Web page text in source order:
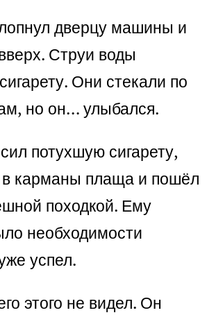
дверцу машины и
Струи воды
Они стекали по
но он… улыбался.
потухшую сигарету,
в карманы плаща и пошёл
походкой. Ему
необходимости
успел.
этого не видел. Он